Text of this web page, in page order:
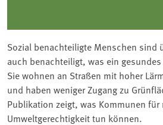
Sozial benachteiligte Menschen sind
auch benachteiligt, was ein
Sie wohnen an Straßen mit hoher
und haben weniger Zugang zu
Publikation zeigt, was Kommunen für
Umweltgerechtigkeit tun können.